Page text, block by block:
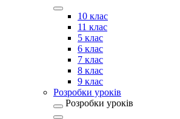
10 клас
11 клас
5 клас
6 клас
7 клас
8 клас
9 клас
Розробки уроків
Розробки уроків